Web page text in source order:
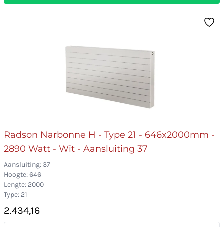
Radson Narbonne H - Type 21 - 646x2000mm -
2890 Watt - Wit - Aansluiting 37
Aansluiting: 37
Hoogte: 646
Lengte: 2000
Type: 21
2.434,16